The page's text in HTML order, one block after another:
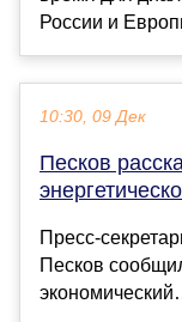
России и
10:30, 09 Дек
Песков
Пресс-
Песков